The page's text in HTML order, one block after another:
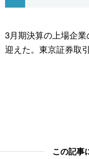
文化
動画/Live
スポーツ・東京2020
3月期決算の上場企
迎えた。東京証券取
この記事